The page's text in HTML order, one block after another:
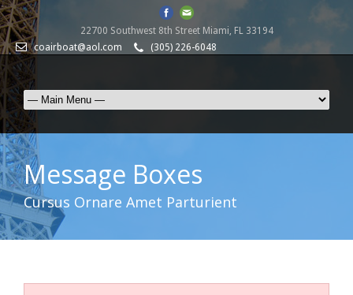
22700 Southwest 8th Street Miami, FL 33194
coairboat@aol.com
(305) 226-6048
Message Boxes
Cursus Ornare Amet Parturient